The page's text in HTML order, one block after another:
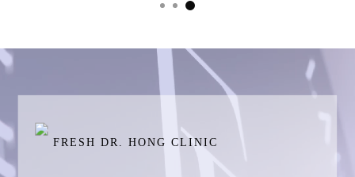
FRESH DR. HONG CLINIC